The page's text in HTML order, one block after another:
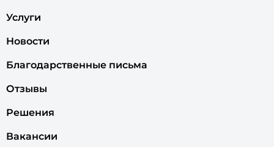
Услуги
Новости
Благодарственные письма
Отзывы
Решения
Вакансии